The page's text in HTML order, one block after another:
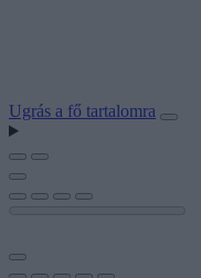
Ugrás a fő tartalomra